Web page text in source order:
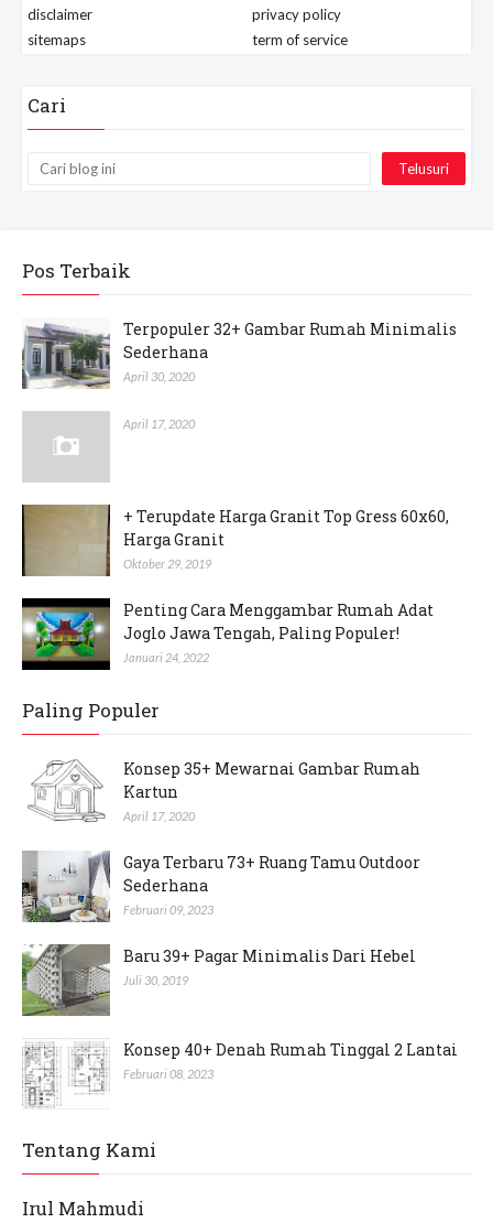
disclaimer
privacy policy
sitemaps
term of service
Cari
Pos Terbaik
Terpopuler 32+ Gambar Rumah Minimalis
Sederhana
April 30, 2020
April 17, 2020
+ Terupdate Harga Granit Top Gress 60x60,
Harga Granit
Oktober 29, 2019
Penting Cara Menggambar Rumah Adat
Joglo Jawa Tengah, Paling Populer!
Januari 24, 2022
Paling Populer
Konsep 35+ Mewarnai Gambar Rumah
Kartun
April 17, 2020
Gaya Terbaru 73+ Ruang Tamu Outdoor
Sederhana
Februari 09, 2023
Baru 39+ Pagar Minimalis Dari Hebel
Juli 30, 2019
Konsep 40+ Denah Rumah Tinggal 2 Lantai
Februari 08, 2023
Tentang Kami
Irul Mahmudi